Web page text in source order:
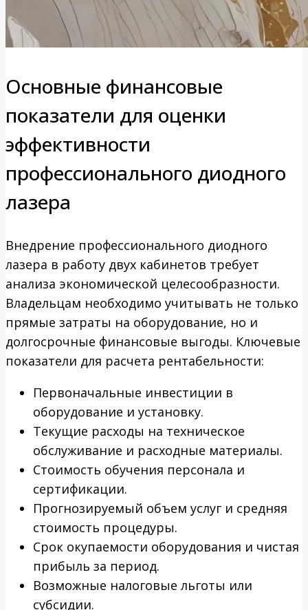
Основные финансовые
показатели для оценки
эффективности
профессионального диодного
лазера
Внедрение профессионального диодного
лазера в работу двух кабинетов требует
анализа экономической целесообразности.
Владельцам необходимо учитывать не только
прямые затраты на оборудование, но и
долгосрочные финансовые выгоды. Ключевые
показатели для расчета рентабельности:
Первоначальные инвестиции в
оборудование и установку.
Текущие расходы на техническое
обслуживание и расходные материалы.
Стоимость обучения персонала и
сертификации.
Прогнозируемый объем услуг и средняя
стоимость процедуры.
Срок окупаемости оборудования и чистая
прибыль за период.
Возможные налоговые льготы или
субсидии.